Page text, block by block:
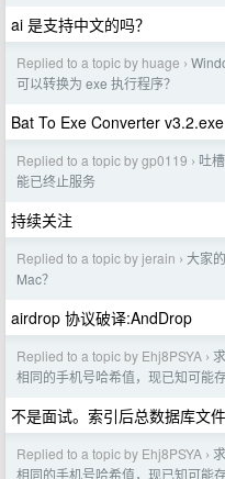
ai 是支持中文的吗？
Replied to a topic by huage ›
可以转换为 exe 执行程序？
Bat To Exe Converter v3.2.exe
Replied to a topic by gp0119 › 吐
能已终止服务
持续关注
Replied to a topic by jerain › 大家
Mac？
airdrop 协议破译:AndDrop
Replied to a topic by Ehj8PSYA ›
相同的手机号哈希值，现已知可能
不是面试。索引后总数据库文件
Replied to a topic by Ehj8PSYA ›
相同的手机号哈希值，现已知可能